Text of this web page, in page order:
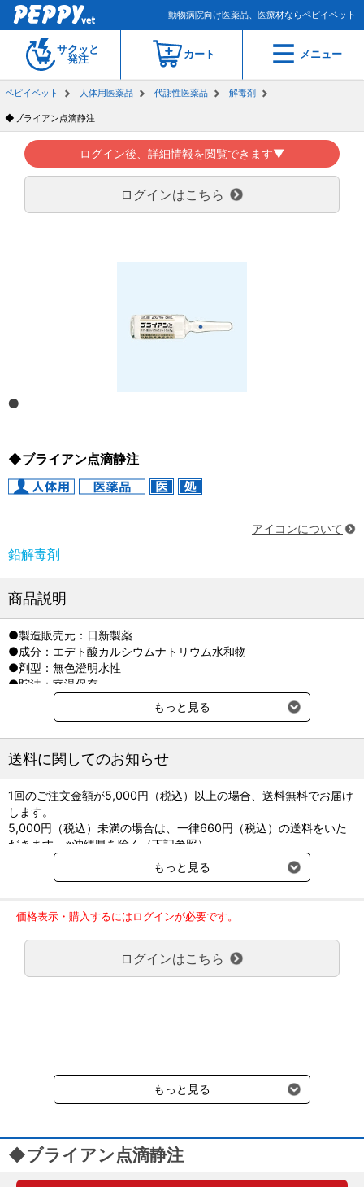
動物病院向け医薬品、医療材ならペピイベット
サクッと
発注
カート メニュー
ペピイベット 人体用医薬品 代謝性医薬品 解毒剤
◆ブライアン点滴静注
ログイン後、詳細情報を閲覧できます▼
ログインはこちら
◆ブライアン点滴静注
アイコンについて
鉛解毒剤
商品説明
●製造販売元：日新製薬
●成分：エデト酸カルシウムナトリウム水和物
●剤型：無色澄明水性
●貯法：室温保存
もっと見る
送料に関してのお知らせ
1回のご注文金額が5,000円（税込）以上の場合、送料無料でお届け
します。
5,000円（税込）未満の場合は、一律660円（税込）の送料をいた
だきます。※沖縄県を除く（下記参照）
※2017年11月14日（火）より沖縄県へのお届けにつきましては、1
回のご注文金額（税込）が、30,000円以上で配送無料となります。
ご了承のほどよろしくお願い致します。
弊社都合でお届けが２回以上に分かれる場合の送料負担は、１回分
のみで新たな送料は発生しません。
大型商品送料が必要な商品をご注文の場合は、大型商品送料のみご
負担頂きます。
受けます。
もっと見る
価格表示・購入するにはログインが必要です。
ログインはこちら
もっと見る
◆ブライアン点滴静注